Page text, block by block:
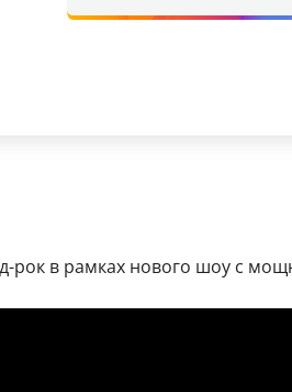
рок в рамках нового шоу с